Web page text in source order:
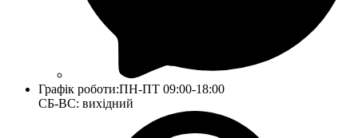
Графік роботи:ПН-ПТ 09:00-18:00
СБ-ВС: вихідний